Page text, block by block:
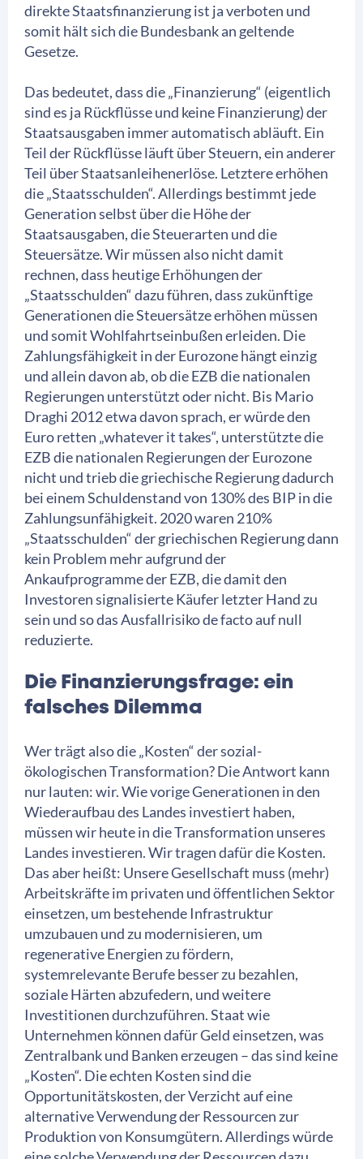
direkte Staatsfinanzierung ist ja verboten und
somit hält sich die Bundesbank an geltende
Gesetze.
Das bedeutet, dass die „Finanzierung“ (eigentlich
sind es ja Rückflüsse und keine Finanzierung) der
Staatsausgaben immer automatisch abläuft. Ein
Teil der Rückflüsse läuft über Steuern, ein anderer
Teil über Staatsanleihenerlöse. Letztere erhöhen
die „Staatsschulden“. Allerdings bestimmt jede
Generation selbst über die Höhe der
Staatsausgaben, die Steuerarten und die
Steuersätze. Wir müssen also nicht damit
rechnen, dass heutige Erhöhungen der
„Staatsschulden“ dazu führen, dass zukünftige
Generationen die Steuersätze erhöhen müssen
und somit Wohlfahrtseinbußen erleiden. Die
Zahlungsfähigkeit in der Eurozone hängt einzig
und allein davon ab, ob die EZB die nationalen
Regierungen unterstützt oder nicht. Bis Mario
Draghi 2012 etwa davon sprach, er würde den
Euro retten „whatever it takes“, unterstützte die
EZB die nationalen Regierungen der Eurozone
nicht und trieb die griechische Regierung dadurch
bei einem Schuldenstand von 130% des BIP in die
Zahlungsunfähigkeit. 2020 waren 210%
„Staatsschulden“ der griechischen Regierung dann
kein Problem mehr aufgrund der
Ankaufprogramme der EZB, die damit den
Investoren signalisierte Käufer letzter Hand zu
sein und so das Ausfallrisiko de facto auf null
reduzierte.
Die Finanzierungsfrage: ein
falsches Dilemma
Wer trägt also die „Kosten“ der sozial-
ökologischen Transformation? Die Antwort kann
nur lauten: wir. Wie vorige Generationen in den
Wiederaufbau des Landes investiert haben,
müssen wir heute in die Transformation unseres
Landes investieren. Wir tragen dafür die Kosten.
Das aber heißt: Unsere Gesellschaft muss (mehr)
Arbeitskräfte im privaten und öffentlichen Sektor
einsetzen, um bestehende Infrastruktur
umzubauen und zu modernisieren, um
regenerative Energien zu fördern,
systemrelevante Berufe besser zu bezahlen,
soziale Härten abzufedern, und weitere
Investitionen durchzuführen. Staat wie
Unternehmen können dafür Geld einsetzen, was
Zentralbank und Banken erzeugen – das sind keine
„Kosten“. Die echten Kosten sind die
Opportunitätskosten, der Verzicht auf eine
alternative Verwendung der Ressourcen zur
Produktion von Konsumgütern. Allerdings würde